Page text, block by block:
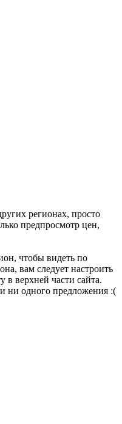
регионах, просто
предпросмотр цен,
чтобы видеть по
вам следует настроить
верхней части сайта.
ни одного предложения :(